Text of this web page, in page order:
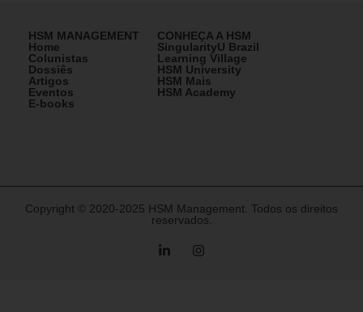
HSM MANAGEMENT
Home
Colunistas
Dossiês
Artigos
Eventos
E-books
CONHEÇA A HSM
SingularityU Brazil
Learning Village
HSM University
HSM Mais
HSM Academy
Copyright © 2020-2025 HSM Management. Todos os direitos
reservados.